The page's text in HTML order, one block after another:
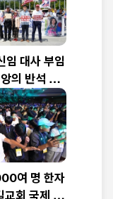
임 대사 부임
의 반석 위
새 도약 기
여 명 한자
회 국제 청